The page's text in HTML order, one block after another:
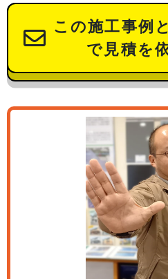
この施工事例
で見積を